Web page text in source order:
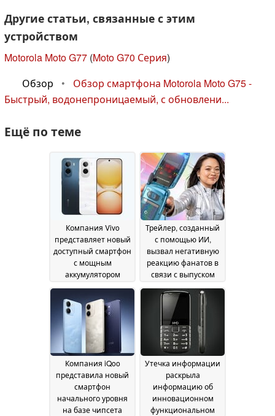
Другие статьи, связанные с этим
устройством
Motorola Moto G77 (Moto G70 Серия)
Обзор
•
Обзор смартфона Motorola Moto G75 -
Быстрый, водонепроницаемый, с обновлени...
Ещё по теме
Компания Vivo
представляет новый
доступный смартфон
с мощным
аккумулятором
07 July 2026
Трейлер, созданный
с помощью ИИ,
вызвал негативную
реакцию фанатов в
связи с выпуском
8020 на фоне
снижения цены
July 2026
Компания iQoo
представила новый
смартфон
начального уровня
на базе чипсета
Утечка информации
раскрыла
информацию об
инновационном
функциональном